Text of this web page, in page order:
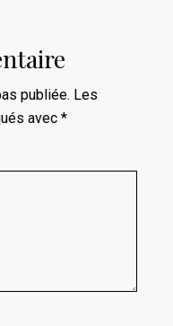
publiée. Les
avec*